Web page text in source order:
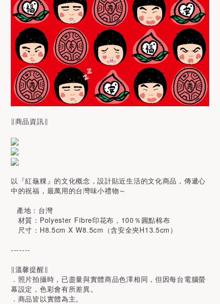
∥商品資訊∥
以『紅龜粿』的文化概念，設計貼近生活的文化商品，傳遞心
中的祝福，最萬用的台灣味小禮物～
產地：台灣
材質：Polyester Fibre印花布，100％圓點棉布
尺寸：H8.5cm X W8.5cm（含安全夾H13.5cm）
-------
∥溫馨提醒∥
．照片拍攝時，已盡量與實體商品色澤相同，但因每台電腦螢
幕設定，色彩會有所差異。
．商品皆以實體為主。